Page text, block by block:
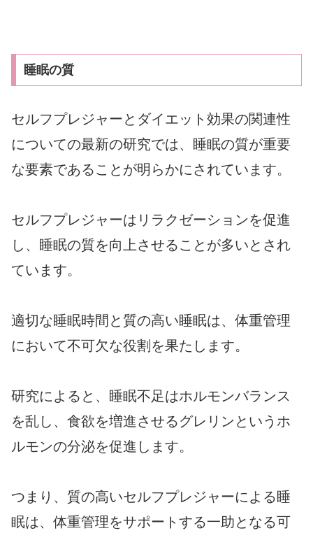
睡眠の質
セルフプレジャーとダイエット効果の関連性
についての最新の研究では、睡眠の質が重要
な要素であることが明らかにされています。
セルフプレジャーはリラクゼーションを促進
し、睡眠の質を向上させることが多いとされ
ています。
適切な睡眠時間と質の高い睡眠は、体重管理
において不可欠な役割を果たします。
研究によると、睡眠不足はホルモンバランス
を乱し、食欲を増進させるグレリンというホ
ルモンの分泌を促進します。
つまり、質の高いセルフプレジャーによる睡
眠は、体重管理をサポートする一助となる可